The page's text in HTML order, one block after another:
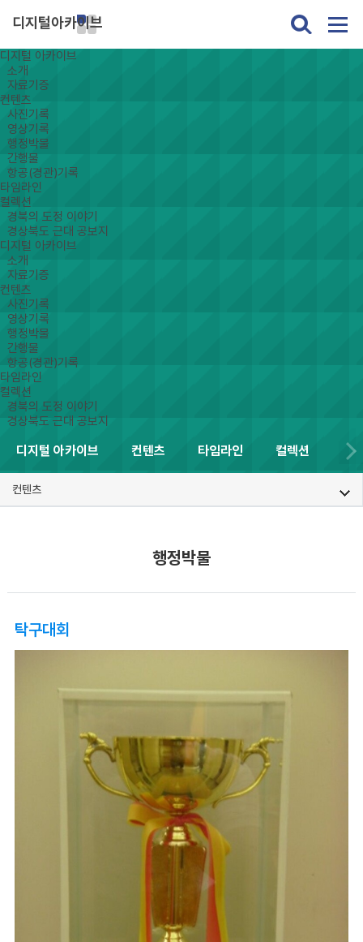
디지털아카이브
디지털 아카이브
소개
자료기증
컨텐츠
사진기록
영상기록
행정박물
간행물
항공(경관)기록
타임라인
컬렉션
경북의 도정 이야기
경상북도 근대 공보지
디지털 아카이브
소개
자료기증
컨텐츠
사진기록
영상기록
행정박물
간행물
항공(경관)기록
타임라인
컬렉션
경북의 도정 이야기
경상북도 근대 공보지
디지털 아카이브 컨텐츠 타임라인 컬렉션
컨텐츠
행정박물
탁구대회